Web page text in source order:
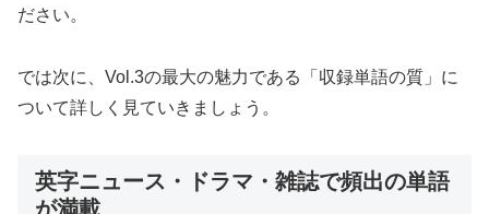
ださい。
では次に、Vol.3の最大の魅力である「収録単語の質」に
ついて詳しく見ていきましょう。
英字ニュース・ドラマ・雑誌で頻出の単語
が満載